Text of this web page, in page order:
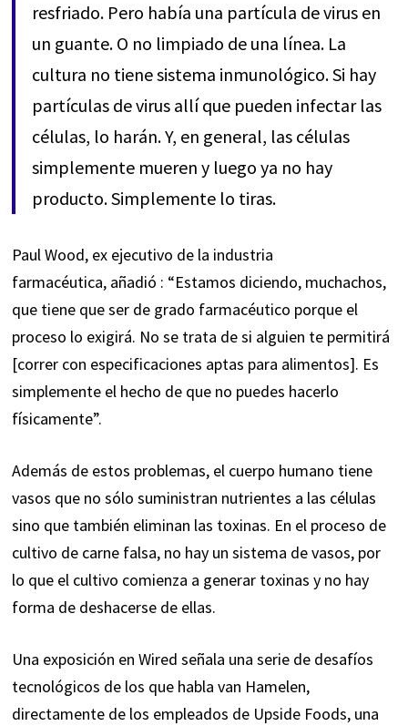
resfriado. Pero había una partícula de virus en
un guante. O no limpiado de una línea. La
cultura no tiene sistema inmunológico. Si hay
partículas de virus allí que pueden infectar las
células, lo harán. Y, en general, las células
simplemente mueren y luego ya no hay
producto. Simplemente lo tiras.
Paul Wood, ex ejecutivo de la industria
farmacéutica, añadió : “Estamos diciendo, muchachos,
que tiene que ser de grado farmacéutico porque el
proceso lo exigirá. No se trata de si alguien te permitirá
[correr con especificaciones aptas para alimentos]. Es
simplemente el hecho de que no puedes hacerlo
físicamente”.
Además de estos problemas, el cuerpo humano tiene
vasos que no sólo suministran nutrientes a las células
sino que también eliminan las toxinas. En el proceso de
cultivo de carne falsa, no hay un sistema de vasos, por
lo que el cultivo comienza a generar toxinas y no hay
forma de deshacerse de ellas.
Una exposición en Wired señala una serie de desafíos
tecnológicos de los que habla van Hamelen,
directamente de los empleados de Upside Foods, una